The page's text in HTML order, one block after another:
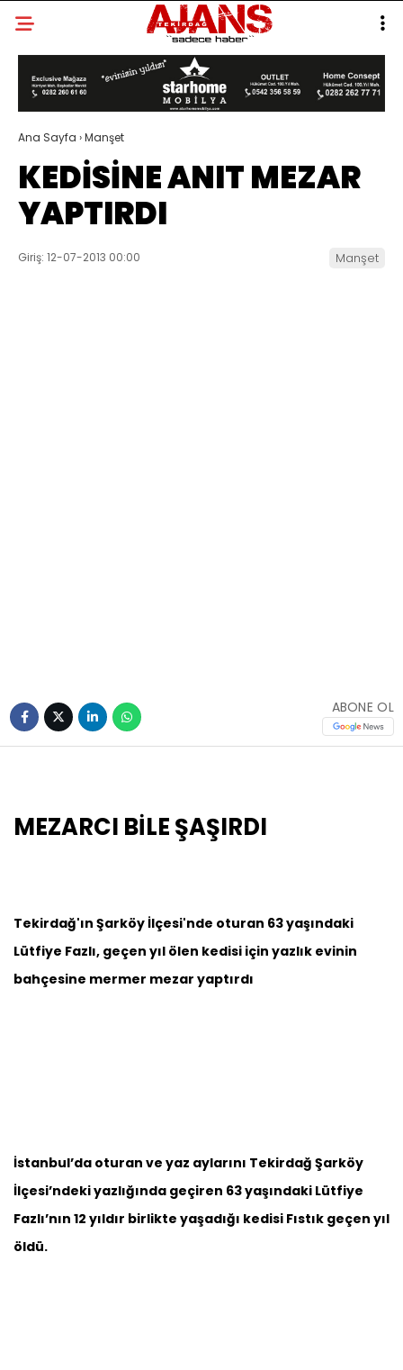
Ana Sayfa ›Manşet
KEDİSİNE ANIT MEZAR
YAPTIRDI
Giriş: 12-07-2013 00:00 Manşet
ABONE OL
MEZARCI BİLE ŞAŞIRDI
Tekirdağ'ın Şarköy İlçesi'nde oturan 63 yaşındaki
Lütfiye Fazlı, geçen yıl ölen kedisi için yazlık evinin
bahçesine mermer mezar yaptırdı
İstanbul’da oturan ve yaz aylarını Tekirdağ Şarköy
İlçesi’ndeki yazlığında geçiren 63 yaşındaki Lütfiye
Fazlı’nın 12 yıldır birlikte yaşadığı kedisi Fıstık geçen yıl
öldü.